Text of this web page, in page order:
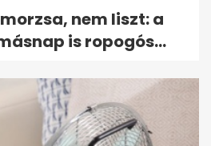
nem liszt: a
is ropogós...